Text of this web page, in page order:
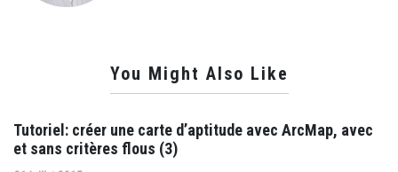
You Might Also Like
Tutoriel: créer une carte d’aptitude avec ArcMap, avec
et sans critères flous (3)